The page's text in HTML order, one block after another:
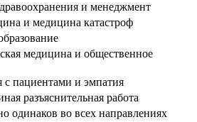
и менеджмент
и медицина катастроф
медицина и общественное
пациентами и эмпатия
разъяснительная работа
одинаков во всех направлениях